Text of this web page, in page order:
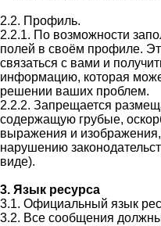
2.2. Профиль.
2.2.1. По возможности
полей в своём профиле.
связаться с вами и
информацию, которая
решении ваших проблем.
2.2.2. Запрещается
содержащую грубые,
выражения и
нарушению
виде).
3. Язык ресурса
3.1. Официальный язык
3.2. Все сообщения